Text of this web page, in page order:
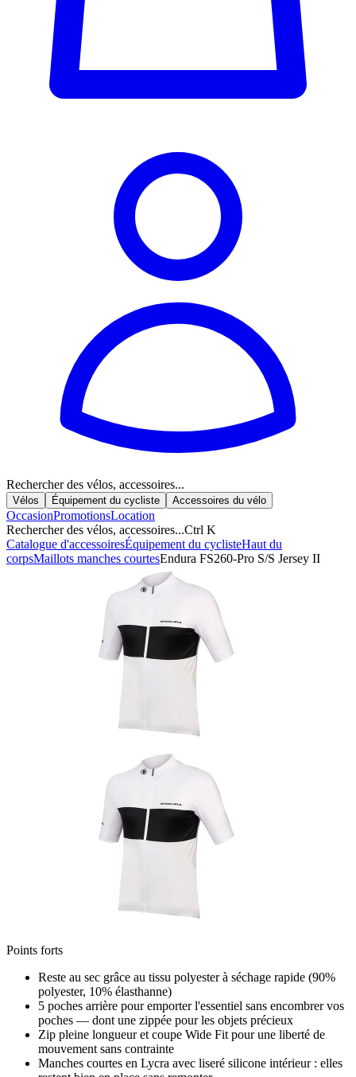
Rechercher des vélos, accessoires...
Vélos Équipement du cycliste Accessoires du vélo
OccasionPromotionsLocation
Rechercher des vélos, accessoires...Ctrl K
Catalogue d'accessoiresÉquipement du cyclisteHaut du
corpsMaillots manches courtesEndura FS260-Pro S/S Jersey II
Points forts
Reste au sec grâce au tissu polyester à séchage rapide (90%
polyester, 10% élasthanne)
5 poches arrière pour emporter l'essentiel sans encombrer vos
poches — dont une zippée pour les objets précieux
Zip pleine longueur et coupe Wide Fit pour une liberté de
mouvement sans contrainte
Manches courtes en Lycra avec liseré silicone intérieur : elles